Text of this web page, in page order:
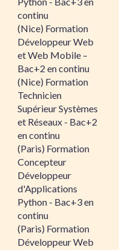
continu
(Nice) Formation
Développeur Web
et Web Mobile –
Bac+2 en continu
(Nice) Formation
Technicien
Supérieur Systèmes
et Réseaux - Bac+2
en continu
(Paris) Formation
Concepteur
Développeur
d'Applications
Python - Bac+3 en
continu
(Paris) Formation
Développeur Web